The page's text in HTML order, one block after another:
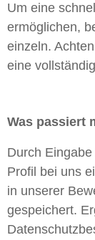
Um eine
ermöglichen,
einzeln.
eine
Was passiert
Durch
Profil bei uns
in unserer
gespeichert.